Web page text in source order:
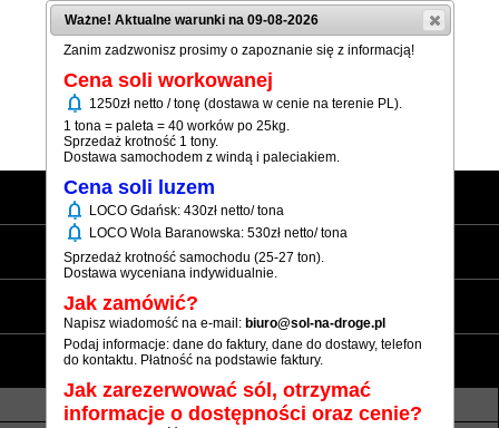
(+48) 12 333 73 21
Strona główna
Sól workowana
Sól luzem
Informacje
Transport luzem
Ważne! Aktualne warunki na 09-08-2026
Zanim zadzwonisz prosimy o zapoznanie się z informacją!
Cena soli workowanej
notifications 1250zł netto / tonę (dostawa w cenie na terenie PL).
1 tona = paleta = 40 worków po 25kg.
Sprzedaż krotność 1 tony.
Dostawa samochodem z windą i paleciakiem.
Cena soli luzem
notifications LOCO Gdańsk: 430zł netto/ tona
notifications LOCO Wola Baranowska: 530zł netto/ tona
Sprzedaż krotność samochodu (25-27 ton).
Dostawa wyceniana indywidualnie.
Jak zamówić?
Napisz wiadomość na e-mail: biuro@sol-na-droge.pl
Podaj informacje: dane do faktury, dane do dostawy, telefon
do kontaktu. Płatność na podstawie faktury.
Jak zarezerwować sól, otrzymać
informacje o dostępności oraz cenie?